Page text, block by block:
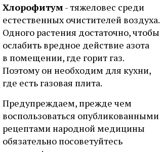
Хлорофитум - тяжеловес среди
естественных очистителей воздуха.
Одного растения достаточно, чтобы
ослабить вредное действие азота
в помещении, где горит газ.
Поэтому он необходим для кухни,
где есть газовая плита.
Предупреждаем, прежде чем
воспользоваться опубликованными
рецептами народной медицины
обязательно посоветуйтесь